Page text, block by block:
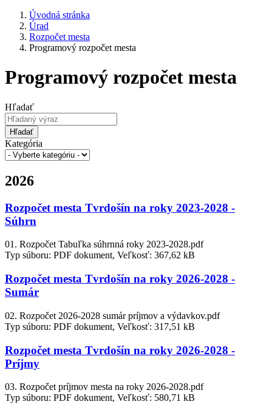
Úvodná stránka
Úrad
Rozpočet mesta
Programový rozpočet mesta
Programový rozpočet mesta
Hľadať
Hľadať
Kategória
2026
Rozpočet mesta Tvrdošín na roky 2023-2028 -
Súhrn
01. Rozpočet Tabuľka súhrnná roky 2023-2028.pdf
Typ súboru: PDF dokument, Veľkosť: 367,62 kB
Rozpočet mesta Tvrdošín na roky 2026-2028 -
Sumár
02. Rozpočet 2026-2028 sumár príjmov a výdavkov.pdf
Typ súboru: PDF dokument, Veľkosť: 317,51 kB
Rozpočet mesta Tvrdošín na roky 2026-2028 -
Príjmy
03. Rozpočet príjmov mesta na roky 2026-2028.pdf
Typ súboru: PDF dokument, Veľkosť: 580,71 kB